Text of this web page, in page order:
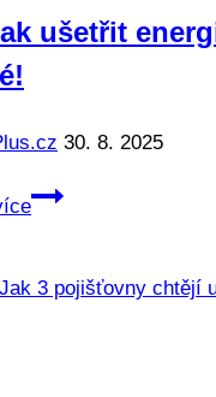
ušetřit
30. 8. 2025
40
ušetřit